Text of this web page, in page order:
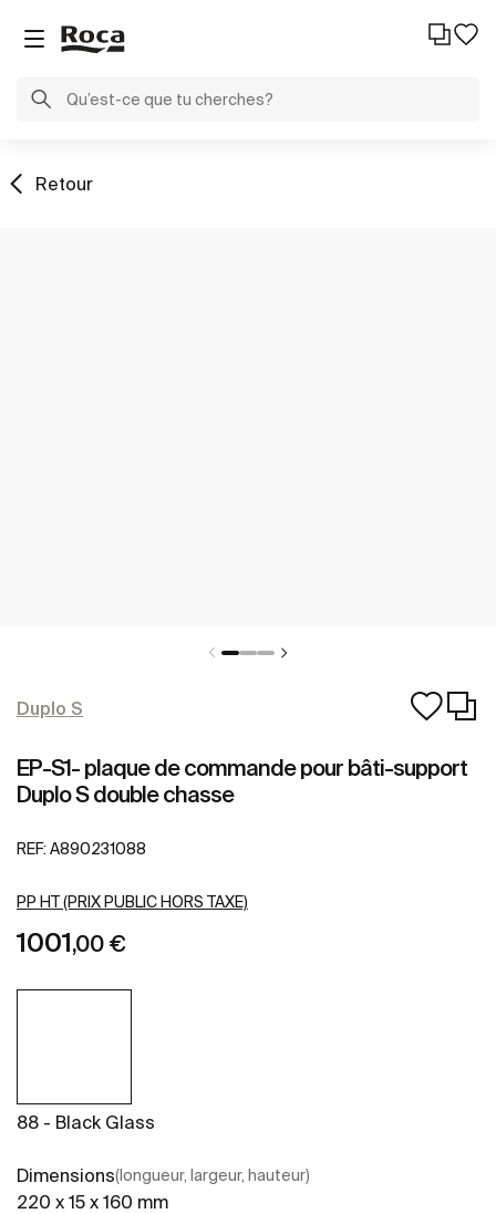
Retour
Duplo S
EP-S1- plaque de commande pour bâti-support
Duplo S double chasse
REF: A890231088
PP HT (PRIX PUBLIC HORS TAXE)
1001,00 €
88 - Black Glass
Dimensions(longueur, largeur, hauteur)
220 x 15 x 160 mm